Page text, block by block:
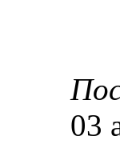
03